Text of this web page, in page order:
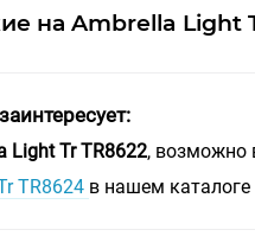
на Ambrella Light
Light Tr TR8622, возможно
TR8624 в нашем каталоге